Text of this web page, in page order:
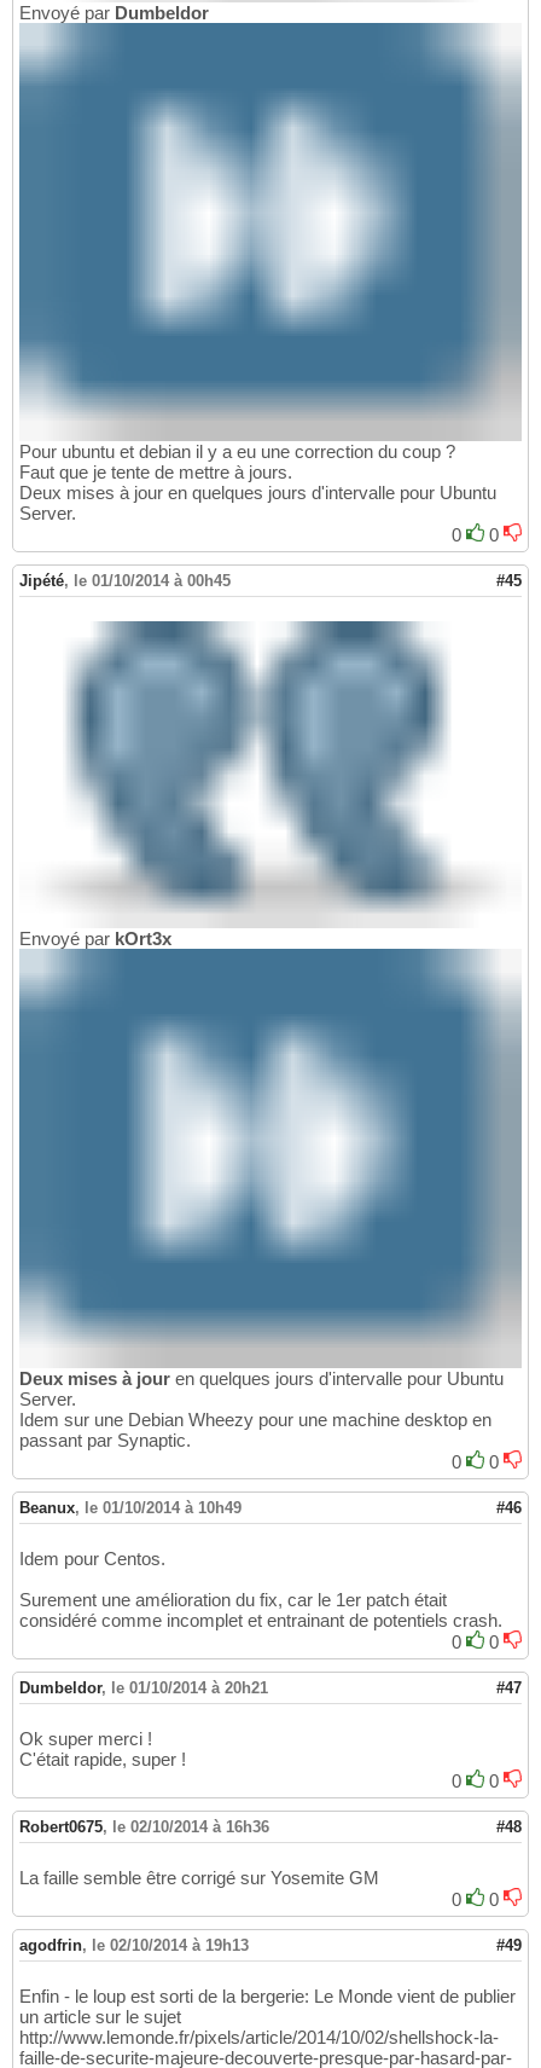
Envoyé par Dumbeldor
Pour ubuntu et debian il y a eu une correction du coup ?
Faut que je tente de mettre à jours.
Deux mises à jour en quelques jours d'intervalle pour Ubuntu
Server.
0
0
Jipété, le 01/10/2014 à 00h45 #45
Envoyé par kOrt3x
Deux mises à jour en quelques jours d'intervalle pour Ubuntu
Server.
Idem sur une Debian Wheezy pour une machine desktop en
passant par Synaptic.
0
0
Beanux, le 01/10/2014 à 10h49 #46
Idem pour Centos.
Surement une amélioration du fix, car le 1er patch était
considéré comme incomplet et entrainant de potentiels crash.
0
0
Dumbeldor, le 01/10/2014 à 20h21 #47
Ok super merci !
C'était rapide, super !
0
0
Robert0675, le 02/10/2014 à 16h36 #48
La faille semble être corrigé sur Yosemite GM
0
0
agodfrin, le 02/10/2014 à 19h13 #49
Enfin - le loup est sorti de la bergerie: Le Monde vient de publier
un article sur le sujet
http://www.lemonde.fr/pixels/article/2014/10/02/shellshock-la-
faille-de-securite-majeure-decouverte-presque-par-hasard-par-